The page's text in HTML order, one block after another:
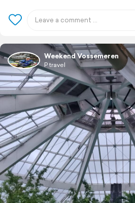
Weekend Vossemeren
P travel